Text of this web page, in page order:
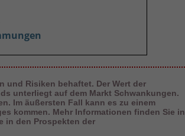
und Risiken behaftet. Der Wert der
unterliegt auf dem Markt Schwankungen.
Im äußersten Fall kann es zu einem
kommen. Mehr Informationen finden Sie in
in den Prospekten der